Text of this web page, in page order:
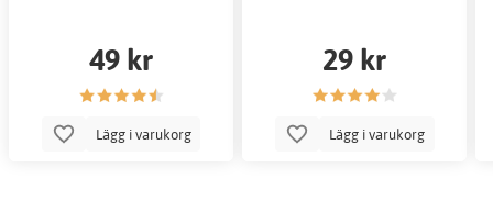
49 kr
Lägg i varukorg
29 kr
Lägg i varukorg